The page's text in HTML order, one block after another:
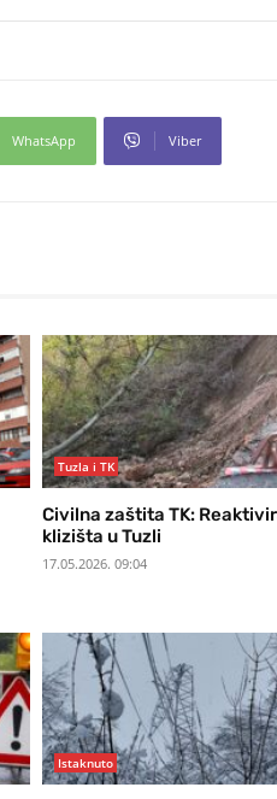
WhatsApp Viber
Tuzla i TK
Civilna zaštita TK:
klizišta u Tuzli
17.05.2026. 09:04
Istaknuto